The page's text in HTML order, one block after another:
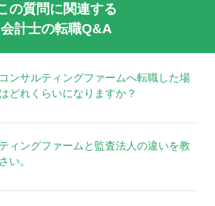
の質問に関連する
会計士の転職Q&A
ンサルティングファームへ転職した場
どれくらいになりますか？
ィングファームと監査法人の違いを教
い。